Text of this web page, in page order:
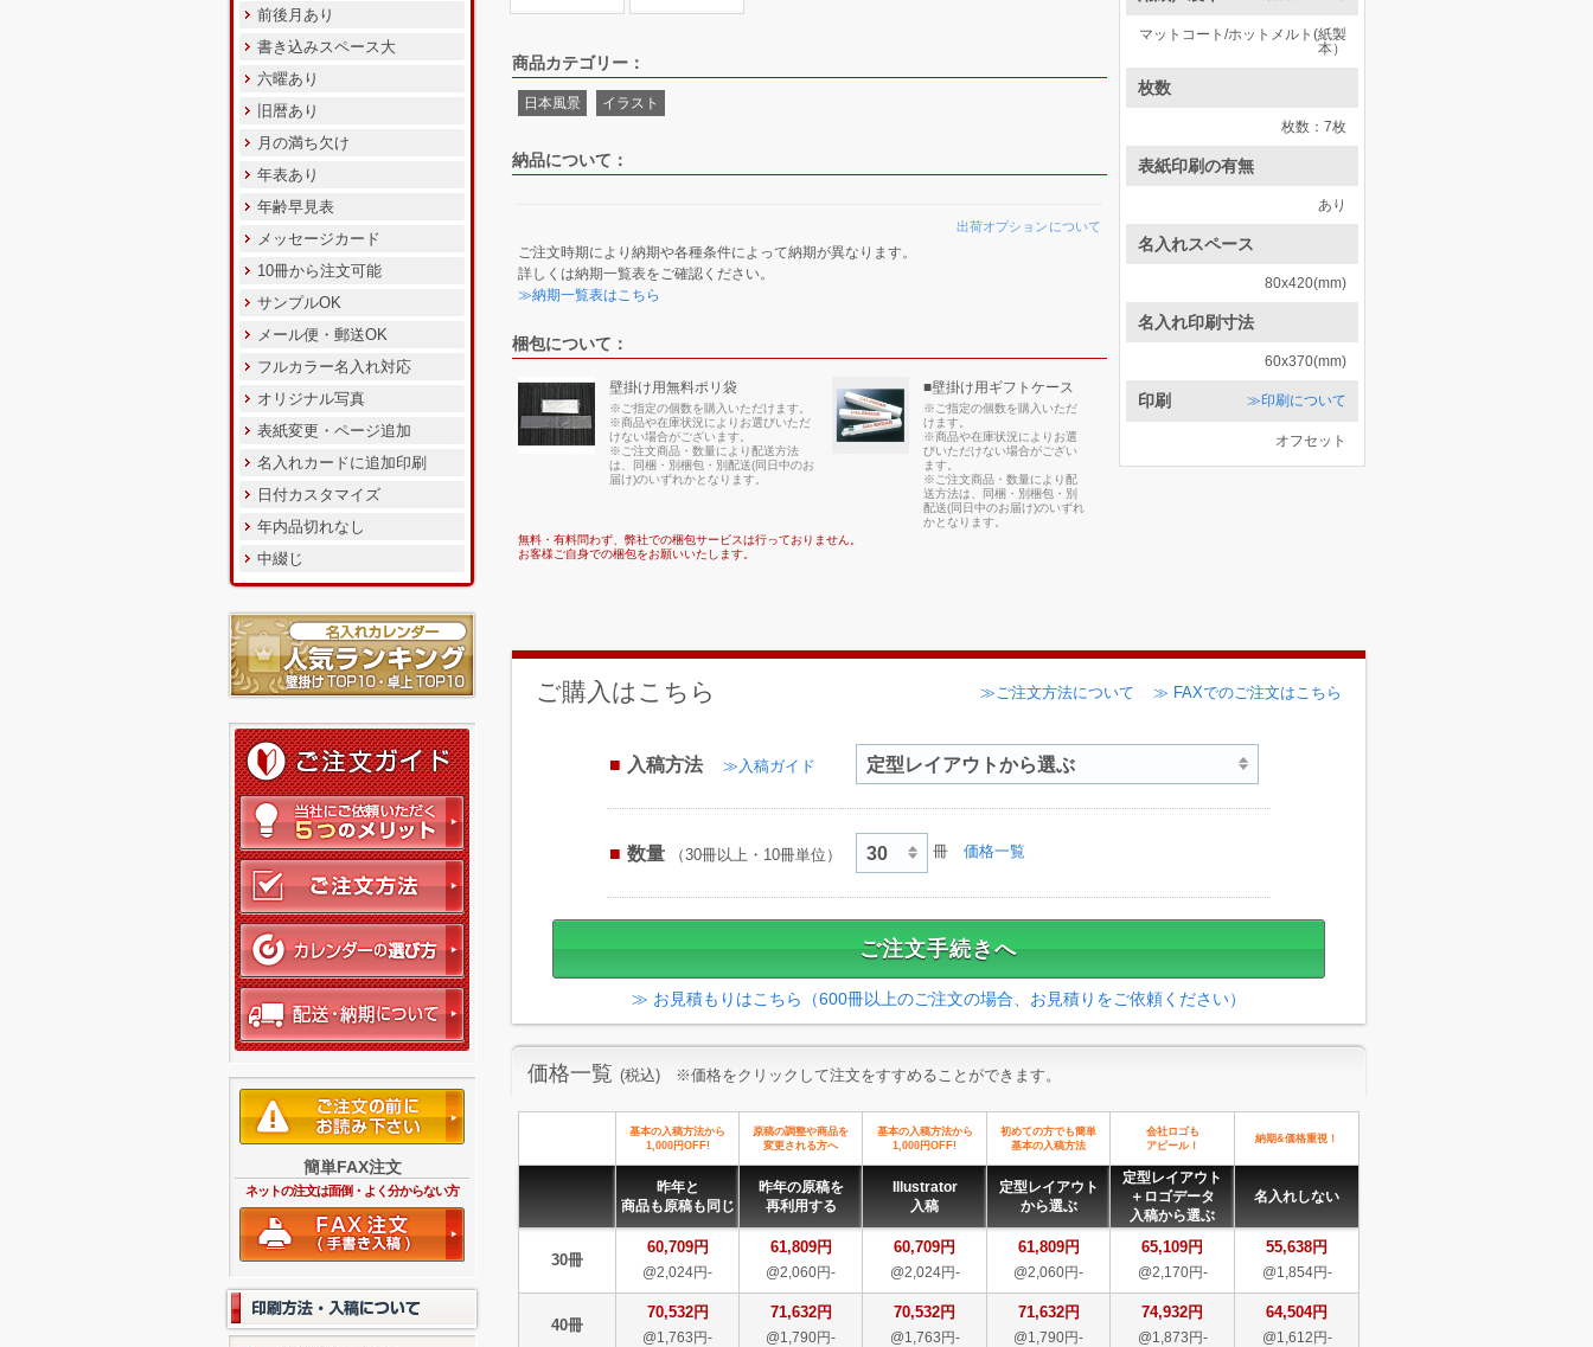
前後月あり
書き込みスペース大
六曜あり
旧暦あり
月の満ち欠け
年表あり
年齢早見表
メッセージカード
10冊から注文可能
サンプルOK
メール便・郵送OK
フルカラー名入れ対応
オリジナル写真
表紙変更・ページ追加
名入れカードに追加印刷
日付カスタマイズ
年内品切れなし
中綴じ
簡単FAX注文
ネットの注文は面倒・よく分からない方
商品カテゴリー：
日本風景 イラスト
納品について：
出荷オプションについて
ご注文時期により納期や各種条件によって納期が異なります。
詳しくは納期一覧表をご確認ください。
≫納期一覧表はこちら
梱包について：
壁掛け用無料ポリ袋
※ご指定の個数を購入いただけます。
※商品や在庫状況によりお選びいただ
けない場合がございます。
※ご注文商品・数量により配送方法
は、同梱・別梱包・別配送(同日中のお
届け)のいずれかとなります。
■壁掛け用ギフトケース
※ご指定の個数を購入いただ
けます。
※商品や在庫状況によりお選
びいただけない場合がござい
ます。
※ご注文商品・数量により配
送方法は、同梱・別梱包・別
配送(同日中のお届け)のいずれ
かとなります。
無料・有料問わず、弊社での梱包サービスは行っておりません。
お客様ご自身での梱包をお願いいたします。
マットコート/ホットメルト(紙製
本）
枚数
枚数：7枚
表紙印刷の有無
あり
名入れスペース
80x420(mm)
名入れ印刷寸法
60x370(mm)
印刷 ≫印刷について
オフセット
ご購入はこちら ≫ご注文方法について ≫ FAXでのご注文はこちら
入稿方法 ≫入稿ガイド
数量 （30冊以上・10冊単位） 冊 価格一覧
≫ お見積もりはこちら（600冊以上のご注文の場合、お見積りをご依頼ください）
価格一覧 (税込) ※価格をクリックして注文をすすめることができます。
基本の入稿方法から
1,000円OFF!
原稿の調整や商品を
変更される方へ
基本の入稿方法から
1,000円OFF!
初めての方でも簡単
基本の入稿方法
会社ロゴも
アピール！
納期&価格重視！
昨年と
商品も原稿も同じ
昨年の原稿を
再利用する
Illustrator
入稿
定型レイアウト
から選ぶ
定型レイアウト
＋ロゴデータ
入稿から選ぶ
名入れしない
30冊
60,709円
@2,024円-
61,809円
@2,060円-
60,709円
@2,024円-
61,809円
@2,060円-
65,109円
@2,170円-
55,638円
@1,854円-
40冊
70,532円
@1,763円-
71,632円
@1,790円-
70,532円
@1,763円-
71,632円
@1,790円-
74,932円
@1,873円-
64,504円
@1,612円-